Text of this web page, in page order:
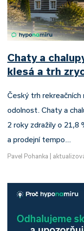
Chaty a
klesá a trh
Český trh
odolnost. Chaty a
2 roky zdražily o 21,8
a prodejní tempo…
Pavel Pohanka